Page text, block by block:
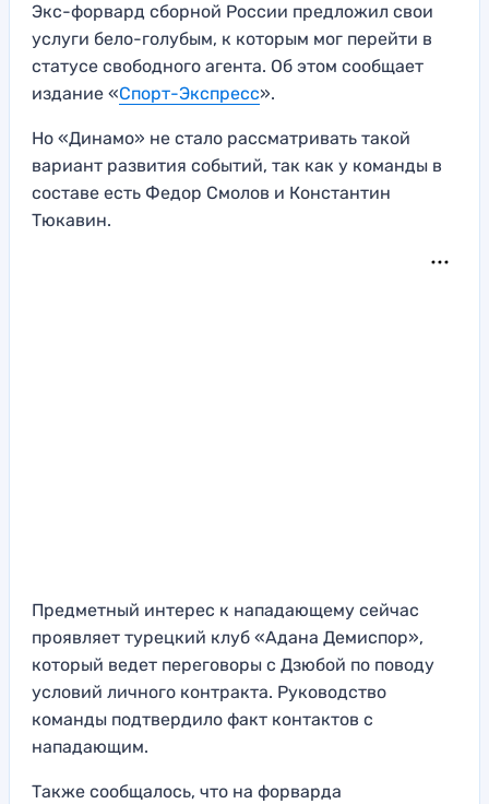
Экс-форвард сборной России предложил свои
услуги бело-голубым, к которым мог перейти в
статусе свободного агента. Об этом сообщает
издание «Спорт-Экспресс».
Но «Динамо» не стало рассматривать такой
вариант развития событий, так как у команды в
составе есть Федор Смолов и Константин
Тюкавин.
Предметный интерес к нападающему сейчас
проявляет турецкий клуб «Адана Демиспор»,
который ведет переговоры с Дзюбой по поводу
условий личного контракта. Руководство
команды подтвердило факт контактов с
нападающим.
Также сообщалось, что на форварда